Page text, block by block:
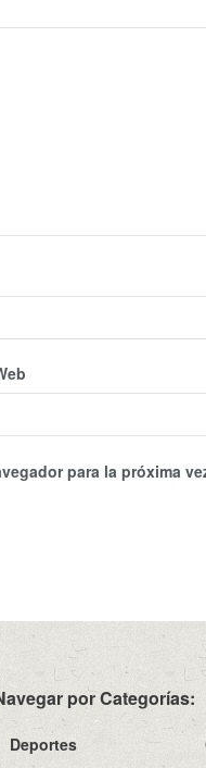
para la próxima
por Categorías:
Deportes